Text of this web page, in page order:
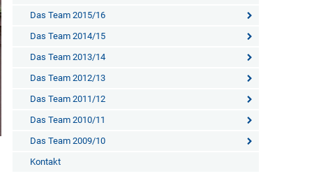
Das Team 2015/16
Das Team 2014/15
Das Team 2013/14
Das Team 2012/13
Das Team 2011/12
Das Team 2010/11
Das Team 2009/10
Kontakt